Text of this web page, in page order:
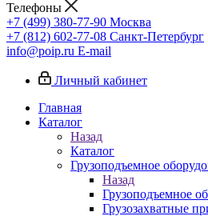
Телефоны
+7 (499) 380-77-90 Москва
+7 (812) 602-77-08 Санкт-Петербург
info@poip.ru E-mail
Личный кабинет
Главная
Каталог
Назад
Каталог
Грузоподъемное
Назад
Грузоподъемное
Грузозахватные